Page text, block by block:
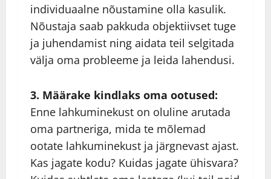
individuaalne nõustamine olla kasulik.
Nõustaja saab pakkuda objektiivset tuge
ja juhendamist ning aidata teil selgitada
välja oma probleeme ja leida lahendusi.
3. Määrake kindlaks oma ootused:
Enne lahkuminekust on oluline arutada
oma partneriga, mida te mõlemad
ootate lahkuminekust ja järgnevast ajast.
Kas jagate kodu? Kuidas jagate ühisvara?